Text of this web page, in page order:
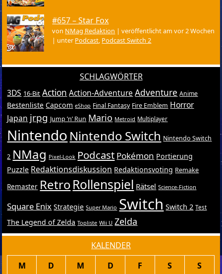
#657 – Star Fox
von NMag Redaktion |veröffentlicht am vor 2 Wochen
| unter Podcast, Podcast Switch 2
SCHLAGWÖRTER
3DS 16-Bit Action Action-Adventure Adventure Anime
Bestenliste Capcom eShop Final Fantasy Fire Emblem Horror
Japan jrpg Jump ’n’ Run Mario Metroid Multiplayer
Nintendo Nintendo Switch Nintendo Switch
2 NMag Pixel-Look Podcast Pokémon Portierung
Puzzle Redaktionsdiskussion Redaktionsvoting Remake
Remaster RetroRollenspiel Rätsel Science-Fiction
Square Enix Strategie Super Mario Switch Switch 2 Test
The Legend of Zelda Topliste Wii U Zelda
KALENDER
M D M D F S
S